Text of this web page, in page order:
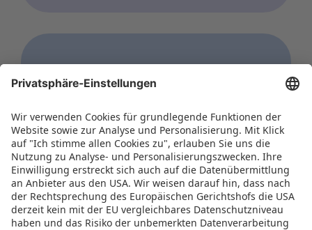
KARRIERE
Arbeiten bei der
Spielwarenmesse eG